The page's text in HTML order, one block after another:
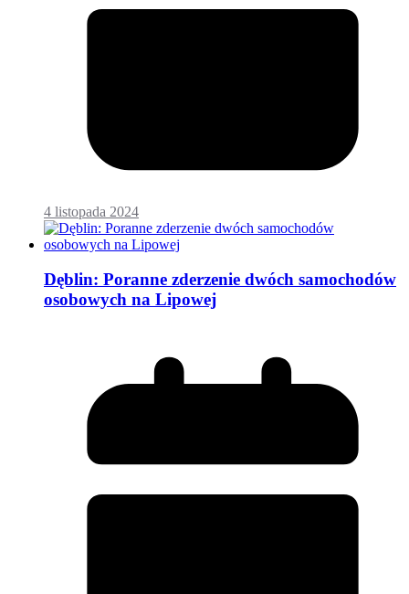
4 listopada 2024
Dęblin: Poranne zderzenie dwóch samochodów
osobowych na Lipowej